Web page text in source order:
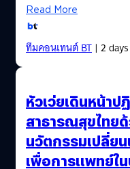
Read More
ทีมคอนเทนต์ BT| 2
หัวเว่ยเดินหน้าป
สาธารณสุขไทย
นวัตกรรมเปลี่ยน
เพื่อการแพทย์ใน